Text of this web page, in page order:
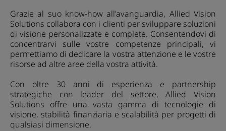
Grazie al suo know-how all'avanguardia, Allied Vision
Solutions collabora con i clienti per sviluppare soluzioni
di visione personalizzate e complete. Consentendovi di
concentrarvi sulle vostre competenze principali, vi
permettiamo di dedicare la vostra attenzione e le vostre
risorse ad altre aree della vostra attività.
Con oltre 30 anni di esperienza e partnership
strategiche con leader del settore, Allied Vision
Solutions offre una vasta gamma di tecnologie di
visione, stabilità finanziaria e scalabilità per progetti di
qualsiasi dimensione.